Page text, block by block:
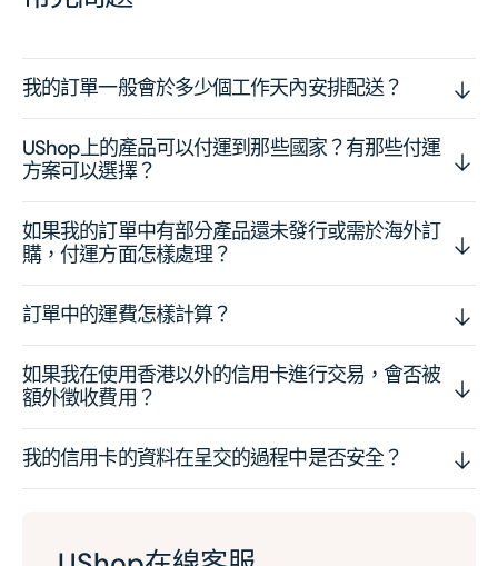
我的訂單一般會於多少個工作天內安排配送？
UShop上的產品可以付運到那些國家？有那些付運
方案可以選擇？
如果我的訂單中有部分產品還未發行或需於海外訂
購，付運方面怎樣處理？
訂單中的運費怎樣計算？
如果我在使用香港以外的信用卡進行交易，會否被
額外徵收費用？
我的信用卡的資料在呈交的過程中是否安全？